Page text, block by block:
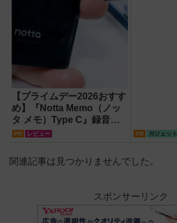
【プライムデー2026おすす
め】『Notta Memo（ノッ
タ メモ）Type C』録音か
らAI自動文字起こし・翻
スレコーダー！【議事録作
成】
PR レビュー PR ガジェット
関連記事は見つかりませんでした。
スポンサーリンク